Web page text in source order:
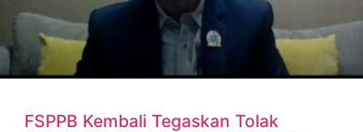
FSPPB Kembali Tegaskan Tolak